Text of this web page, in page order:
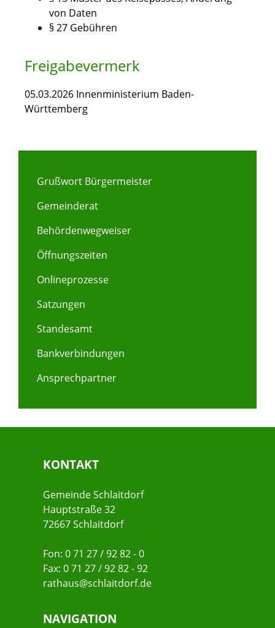
von Daten
§ 27 Gebühren
Freigabevermerk
05.03.2026 Innenministerium Baden-
Württemberg
Grußwort Bürgermeister
Gemeinderat
Behördenwegweiser
Öffnungszeiten
Onlineprozesse
Satzungen
Standesamt
Bankverbindungen
Ansprechpartner
KONTAKT
Gemeinde Schlaitdorf
Hauptstraße 32
72667 Schlaitdorf
Fon: 0 71 27 / 92 82 - 0
Fax: 0 71 27 / 92 82 - 92
rathaus@schlaitdorf.de
NAVIGATION